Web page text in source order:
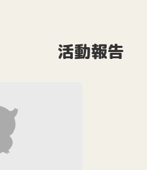
活動報告